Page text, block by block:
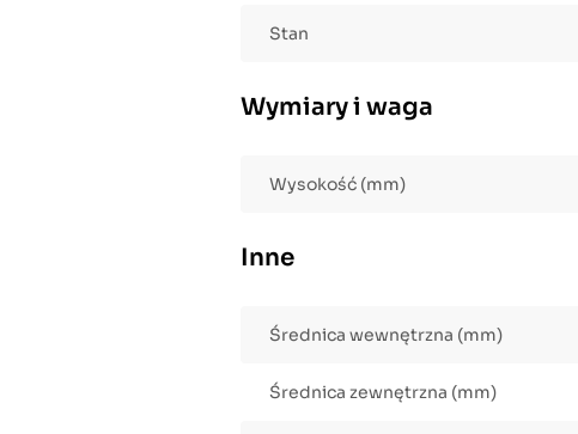
Stan
Wymiary i waga
Wysokość (mm)
Inne
Średnica wewnętrzna (mm)
Średnica zewnętrzna (mm)